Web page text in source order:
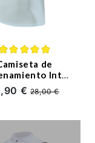
de
Inter
2023/2024
Gris Claro
€28,00 €